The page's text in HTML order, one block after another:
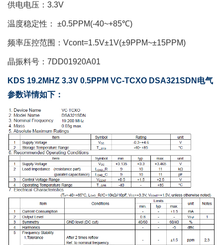
供电电压：3.3V
温度稳定性： ±0.5PPM(-40~+85℃)
频率压控范围：Vcont=1.5V±1V(±9PPM~±15PPM)
晶振料号：7DD01920A01
KDS 19.2MHZ 3.3V 0.5PPM VC-TCXO DSA321SDN电气
参数详情如下：